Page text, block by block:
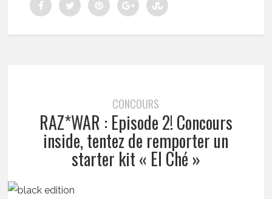
CONCOURS
RAZ*WAR : Episode 2! Concours
inside, tentez de remporter un
starter kit « El Ché »